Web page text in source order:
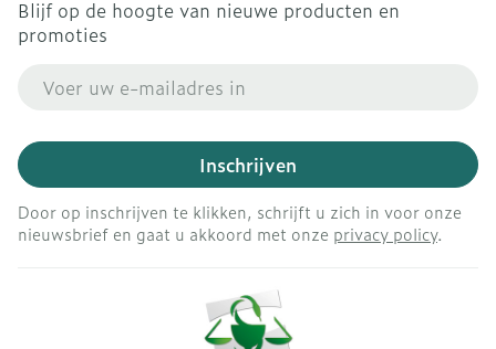
Blijf op de hoogte van nieuwe producten en
promoties
Inschrijven
Door op inschrijven te klikken, schrijft u zich in voor onze
nieuwsbrief en gaat u akkoord met onze privacy policy.